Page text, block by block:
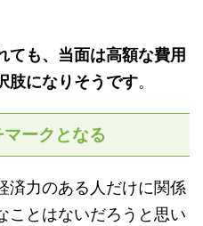
ても、当面は高額な費用
肢になりそうです。
ークとなる
済力のある人だけに関係
ことはないだろうと思い